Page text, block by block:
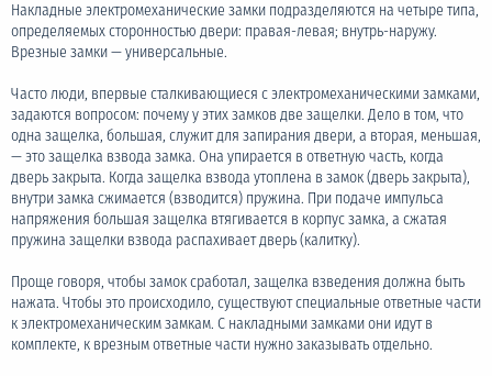
Накладные электромеханические замки подразделяются на четыре типа,
определяемых сторонностью двери: правая-левая; внутрь-наружу.
Врезные замки — универсальные.
Часто люди, впервые сталкивающиеся с электромеханическими замками,
задаются вопросом: почему у этих замков две защелки. Дело в том, что
одна защелка, большая, служит для запирания двери, а вторая, меньшая,
— это защелка взвода замка. Она упирается в ответную часть, когда
дверь закрыта. Когда защелка взвода утоплена в замок (дверь закрыта),
внутри замка сжимается (взводится) пружина. При подаче импульса
напряжения большая защелка втягивается в корпус замка, а сжатая
пружина защелки взвода распахивает дверь (калитку).
Проще говоря, чтобы замок сработал, защелка взведения должна быть
нажата. Чтобы это происходило, существуют специальные ответные части
к электромеханическим замкам. С накладными замками они идут в
комплекте, к врезным ответные части нужно заказывать отдельно.